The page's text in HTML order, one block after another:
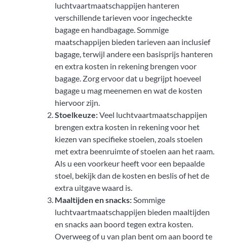
luchtvaartmaatschappijen hanteren
verschillende tarieven voor ingecheckte
bagage en handbagage. Sommige
maatschappijen bieden tarieven aan inclusief
bagage, terwijl andere een basisprijs hanteren
en extra kosten in rekening brengen voor
bagage. Zorg ervoor dat u begrijpt hoeveel
bagage u mag meenemen en wat de kosten
hiervoor zijn.
Stoelkeuze:Veel luchtvaartmaatschappijen
brengen extra kosten in rekening voor het
kiezen van specifieke stoelen, zoals stoelen
met extra beenruimte of stoelen aan het raam.
Als u een voorkeur heeft voor een bepaalde
stoel, bekijk dan de kosten en beslis of het de
extra uitgave waard is.
Maaltijden en snacks:Sommige
luchtvaartmaatschappijen bieden maaltijden
en snacks aan boord tegen extra kosten.
Overweeg of u van plan bent om aan boord te